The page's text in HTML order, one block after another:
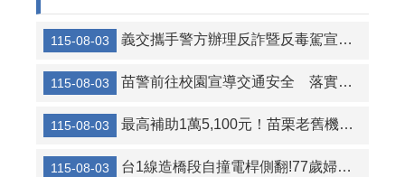
專心過馬路，不要滑手機
9月交通安全月-車輛慢看停，行人安全行
行中保持安全距離，一生都不會忘記
行前做好安全檢查，避免出包在路上
115-08-03 義交攜手警方辦理反詐暨反毒駕宣導 共同守護用路安全
115-08-03 苗警前往校園宣導交通安全 落實守護學童平安
115-08-03 最高補助1萬5,100元！苗栗老舊機車汰舊換新 企業加碼助攻
115-08-03 台1線造橋段自撞電桿側翻!77歲婦送醫不治，消防局籲高齡駕駛注意車況